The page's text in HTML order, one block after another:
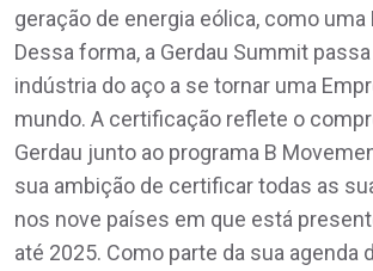
geração de energia eólica, como uma
Dessa forma, a Gerdau Summit
indústria do aço a se tornar uma
mundo. A certificação reflete o
Gerdau junto ao programa B
sua ambição de certificar todas as
nos nove países em que está
até 2025. Como parte da sua agenda